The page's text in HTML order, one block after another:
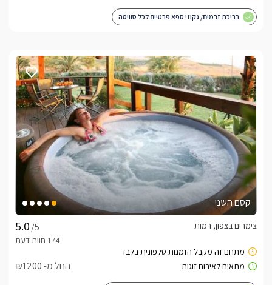
בריכת זרמים/ גקוזי ספא פרטיים לכל סוויטה
קסם השני
/5
צימרים בצפון, רמות
החל מ- ₪1200